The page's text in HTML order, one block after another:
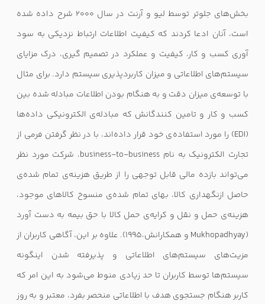
بخش‌های جلوتر توسط لیو و آرنت در سال ۲۰۰۰ شرح داده شده
است، آنان ادعا کردند که کیفیت اطلاعات ارتباط نزدیکی به سود
آوری کسب و کار، کیفیت و عملکرد در تصمیم گیری، درک مزایای
سیستم‌های اطلاعاتی و میزان کاربردپذیری سیستم دارد. برای مثال
با توسعه‌ی میزان دقت و به هنگام بودن اطلاعات مبادله شده بین
کسب و کار و تامین کنندگانش که مبادله‌ی الکترونیکی داده‌ها
(
EDI) را مورد استفاده‌ی خود قرار داده‌اند، با در نظر گرفتن فرمی از
تجارت الکترونیک به نام business-to-business، شرکت مورد نظر
می‌تواند بازده مالی قابل توجهی را از طریق هزینه‌ی تمام شده‌ی
حاصل ازنگهداری کالا، بهای تمام شده‌ی منسوخ کالاهای موجود،
هزینه‌ی حمل و نقل و کرایه‌ی حمل کالا با حق بیمه به دست آورد
(
Mukhopadhyay
و همکارانش،۱۹۹۵). علاوه بر این، آگاهی کاربران از
مزیت‌های سیستم‌های اطلاعاتی و پذیرفته شدن اینگونه
سیستم‌ها توسط کاربران تا حد زیادی منوط می‌شود به این امر که
کاربر هنگام جستجوی هدف با اطلاعاتی منحصر بفرد، معتبر و به روز